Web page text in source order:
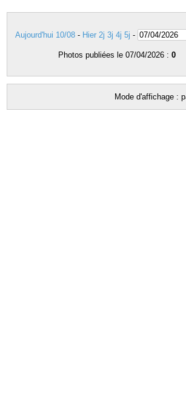
Aujourd'hui 10/08 - Hier 2j 3j 4j 5j -
Photos publiées le 07/04/2026 : 0
Mode d'affichage :